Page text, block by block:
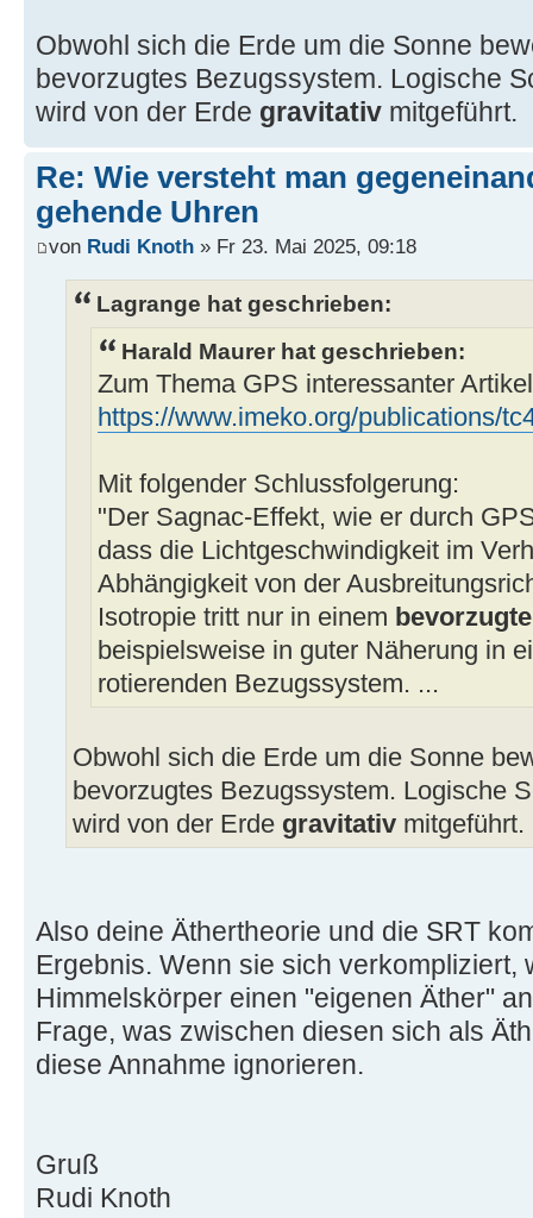
Obwohl sich die Erde um die Sonne
bevorzugtes Bezugssystem. Logische
wird von der Erde gravitativ mitgeführt.
Re: Wie versteht man
gehende Uhren
von Rudi Knoth » Fr 23. Mai 2025, 09:18
Lagrange hat geschrieben:
Harald Maurer hat geschrieben:
Zum Thema GPS interessanter
https://www.imeko.org/publications/
Mit folgender Schlussfolgerung:
"Der Sagnac-Effekt, wie er durch
dass die Lichtgeschwindigkeit im
Abhängigkeit von der
Isotropie tritt nur in einem
beispielsweise in guter Näherung in
rotierenden Bezugssystem. ...
Obwohl sich die Erde um die Sonne
bevorzugtes Bezugssystem. Logische
wird von der Erde gravitativ mitgeführt.
Also deine Äthertheorie und die SRT
Ergebnis. Wenn sie sich verkompliziert,
Himmelskörper einen "eigenen Äther"
Frage, was zwischen diesen sich als
diese Annahme ignorieren.
Gruß
Rudi Knoth